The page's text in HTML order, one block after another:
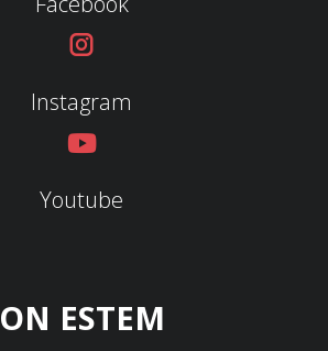
Instagram
Youtube
ON ESTEM